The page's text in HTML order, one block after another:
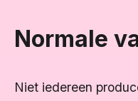
Normale
Niet iedereen